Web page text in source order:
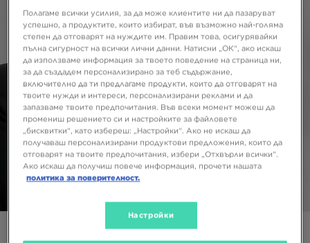
Снимки
Полагаме всички усилия, за да може клиентите ни да пазаруват
успешно, а продуктите, които избират, във възможно най-голяма
степен да отговарят на нуждите им. Правим това, осигурявайки
пълна сигурност на всички лични данни. Натисни „ОК“, ако искаш
да използваме информация за твоето поведение на страница ни,
за да създадем персонализирано за теб съдържание,
включително да ти предлагаме продукти, които да отговарят на
твоите нужди и интереси, персонализирани реклами и да
запазваме твоите предпочитания. Във всеки момент можеш да
промениш решението си и настройките за файловете
„бисквитки“, като избереш: „Настройки“. Ако не искаш да
получаваш персонализирани продуктови предложения, които да
отговарят на твоите предпочитания, избери „Отхвърли всички“.
Ако искаш да получиш повече информация, прочети нашата
политика за поверителност.
Настройки